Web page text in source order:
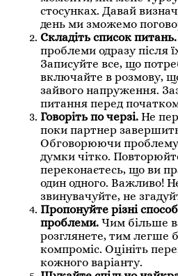
стосунках. Давай
день ми зможемо
Складіть список питань.
проблеми одразу після
Записуйте все, що
включайте в розмову,
зайвого напруження.
питання перед
Говоріть по черзі. Не
поки партнер
Обговорюючи
думки чітко.
переконаєтесь, що ви
один одного. Важливо!
звинувачуйте, не
Пропонуйте різні
проблеми. Чим більше
розглянете, тим легше
компроміс. Оцініть
кожного варіанту.